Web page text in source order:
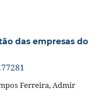
das empresas do
Ferreira, Admir